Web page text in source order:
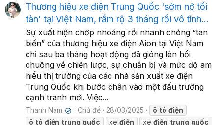
Thương hiệu xe điện Trung Quốc 'sớm nở tối
tàn' tại Việt Nam, rầm rộ 3 tháng rồi vô tình...
Sự xuất hiện chớp nhoáng rồi nhanh chóng “tan
biến” của thương hiệu xe điện Aion tại Việt Nam
chỉ sau ba tháng hoạt động đã gióng lên hồi
chuông về chiến lược, sự chuẩn bị và mức độ am
hiểu thị trường của các nhà sản xuất xe điện
Trung Quốc khi bước chân vào một đấu trường
cạnh tranh mới. Việc...
Thanh Nam ✔ Chủ đề 28/03/2025 ô tô điện
ô tô điện trung quốc xe điện xe điện trung quốc